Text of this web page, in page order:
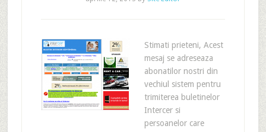
Stimati prieteni, Acest
mesaj se adreseaza
abonatilor nostri din
vechiul sistem pentru
trimiterea buletinelor
Intercer si
persoanelor care